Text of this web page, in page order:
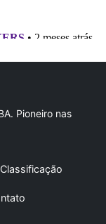
Pioneiro nas
Classificação